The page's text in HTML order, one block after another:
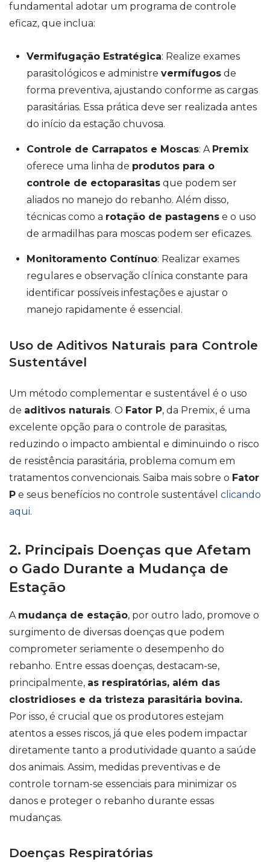
fundamental adotar um programa de controle
eficaz, que inclua:
Vermifugação Estratégica: Realize exames
parasitológicos e administre vermífugosde
forma preventiva, ajustando conforme as cargas
parasitárias. Essa prática deve ser realizada antes
do início da estação chuvosa.
Controle de Carrapatos e Moscas: A Premix
oferece uma linha de produtos para o
controle de ectoparasitasque podem ser
aliados no manejo do rebanho. Além disso,
técnicas como a rotação de pastagense o uso
de armadilhas para moscas podem ser eficazes.
Monitoramento Contínuo: Realizar exames
regulares e observação clínica constante para
identificar possíveis infestações e ajustar o
manejo rapidamente é essencial.
Uso de Aditivos Naturais para Controle
Sustentável
Um método complementar e sustentável é o uso
de aditivos naturais. O Fator P, da Premix, é uma
excelente opção para o controle de parasitas,
reduzindo o impacto ambiental e diminuindo o risco
de resistência parasitária, problema comum em
tratamentos convencionais. Saiba mais sobre o Fator
P e seus benefícios no controle sustentável clicando
aqui.
2. Principais Doenças que Afetam
o Gado Durante a Mudança de
Estação
A mudança de estação, por outro lado, promove o
surgimento de diversas doenças que podem
comprometer seriamente o desempenho do
rebanho. Entre essas doenças, destacam-se,
principalmente, as respiratórias, além das
clostridioses e da tristeza parasitária bovina.
Por isso, é crucial que os produtores estejam
atentos a esses riscos, já que eles podem impactar
diretamente tanto a produtividade quanto a saúde
dos animais. Assim, medidas preventivas e de
controle tornam-se essenciais para minimizar os
danos e proteger o rebanho durante essas
mudanças.
Doenças Respiratórias